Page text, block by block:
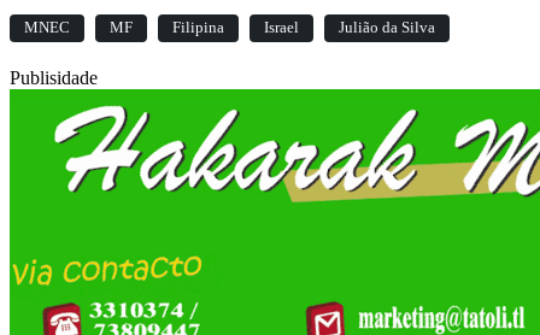
MNEC MF Filipina Israel Julião da Silva
Publisidade